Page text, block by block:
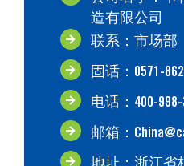
造有限公司
联系：市场部
固话：0571-
电话：400-998-
邮箱：